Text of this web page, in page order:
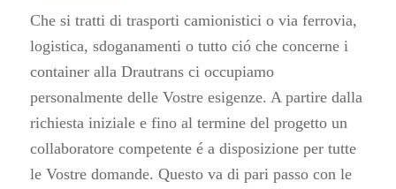
Che si tratti di trasporti camionistici o via ferrovia,
logistica, sdoganamenti o tutto ció che concerne i
container alla Drautrans ci occupiamo
personalmente delle Vostre esigenze. A partire dalla
richiesta iniziale e fino al termine del progetto un
collaboratore competente é a disposizione per tutte
le Vostre domande. Questo va di pari passo con le